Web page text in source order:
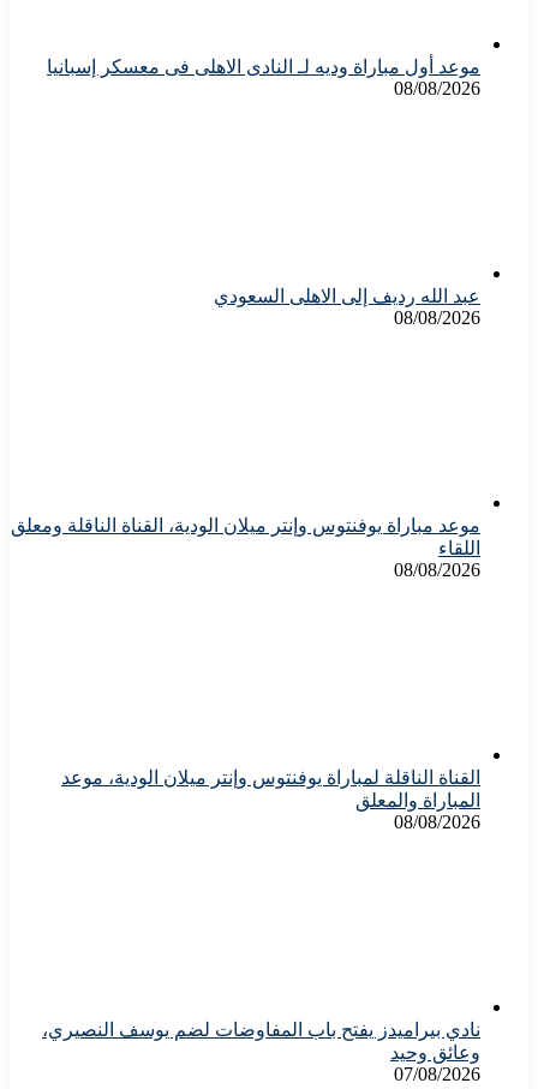
موعد أول مباراة وديه لـ النادى الاهلى فى معسكر إسبانيا
08/08/2026
عبد الله رديف إلى الاهلى السعودي
08/08/2026
موعد مباراة يوفنتوس وإنتر ميلان الودية، القناة الناقلة ومعلق
اللقاء
08/08/2026
القناة الناقلة لمباراة يوفنتوس وإنتر ميلان الودية، موعد
المباراة والمعلق
08/08/2026
نادي بيراميدز يفتح باب المفاوضات لضم يوسف النصيري،
وعائق وحيد
07/08/2026